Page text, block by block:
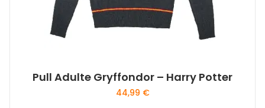
Pull Adulte Gryffondor – Harry Potter
44,99 €